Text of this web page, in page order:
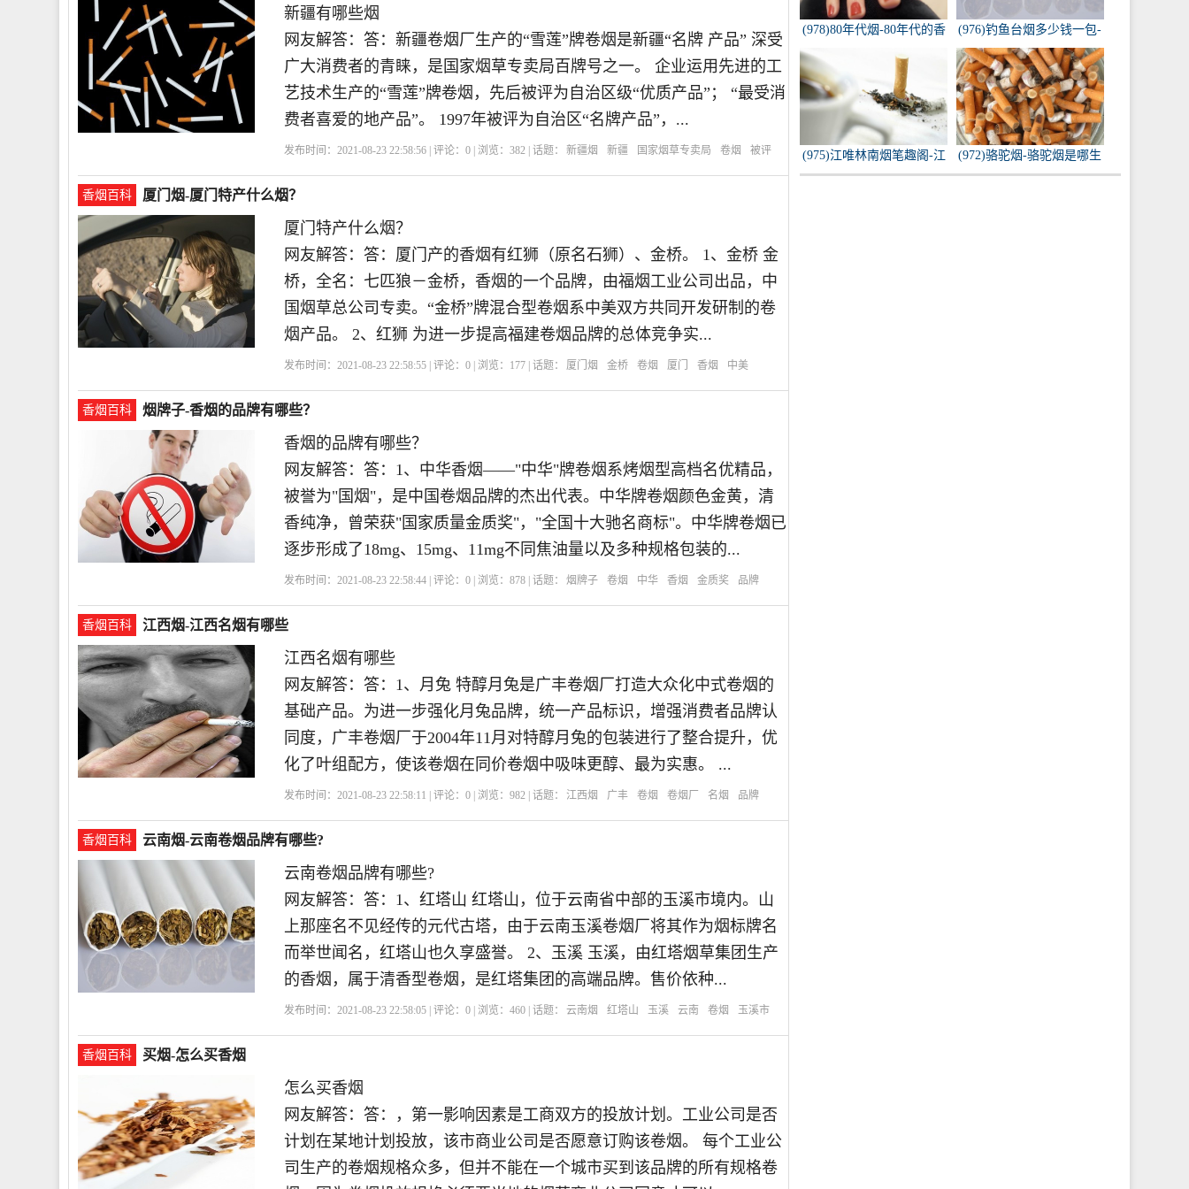
新疆有哪些烟
网友解答：答：新疆卷烟厂生产的“雪莲”牌卷烟是新疆“名牌 产品” 深受
广大消费者的青睐，是国家烟草专卖局百牌号之一。 企业运用先进的工
艺技术生产的“雪莲”牌卷烟，先后被评为自治区级“优质产品”； “最受消
费者喜爱的地产品”。 1997年被评为自治区“名牌产品”，...
发布时间：2021-08-23 22:58:56 | 评论：0 | 浏览：382 | 话题： 新疆烟 新疆 国家烟草专卖局 卷烟
被评
为
消费者
香烟百科 厦门烟-厦门特产什么烟？
厦门特产什么烟？
网友解答：答：厦门产的香烟有红狮（原名石狮）、金桥。 1、金桥 金
桥，全名：七匹狼－金桥，香烟的一个品牌，由福烟工业公司出品，中
国烟草总公司专卖。“金桥”牌混合型卷烟系中美双方共同开发研制的卷
烟产品。 2、红狮 为进一步提高福建卷烟品牌的总体竞争实...
发布时间：2021-08-23 22:58:55 | 评论：0 | 浏览： 177 | 话题： 厦门烟 金桥 卷烟 厦门 香烟 中美
香烟百科 烟牌子-香烟的品牌有哪些？
香烟的品牌有哪些？
网友解答：答：1、中华香烟——"中华"牌卷烟系烤烟型高档名优精品，
被誉为"国烟"，是中国卷烟品牌的杰出代表。中华牌卷烟颜色金黄，清
香纯净，曾荣获"国家质量金质奖"，"全国十大驰名商标"。中华牌卷烟已
逐步形成了18mg、15mg、11mg不同焦油量以及多种规格包装的...
发布时间：2021-08-23 22:58:44 | 评论：0 | 浏览：878 | 话题： 烟牌子 卷烟 中华 香烟 金质奖 品牌
香烟百科 江西烟-江西名烟有哪些
江西名烟有哪些
网友解答：答：1、月兔 特醇月兔是广丰卷烟厂打造大众化中式卷烟的
基础产品。为进一步强化月兔品牌，统一产品标识，增强消费者品牌认
同度，广丰卷烟厂于2004年11月对特醇月兔的包装进行了整合提升，优
化了叶组配方，使该卷烟在同价卷烟中吸味更醇、最为实惠。 ...
发布时间：2021-08-23 22:58:11 | 评论：0 | 浏览：982 | 话题： 江西烟 广丰 卷烟 卷烟厂 名烟 品牌
香烟百科 云南烟-云南卷烟品牌有哪些?
云南卷烟品牌有哪些?
网友解答：答：1、红塔山 红塔山，位于云南省中部的玉溪市境内。山
上那座名不见经传的元代古塔，由于云南玉溪卷烟厂将其作为烟标牌名
而举世闻名，红塔山也久享盛誉。 2、玉溪 玉溪，由红塔烟草集团生产
的香烟，属于清香型卷烟，是红塔集团的高端品牌。售价依种...
发布时间：2021-08-23 22:58:05 | 评论：0 | 浏览：460 | 话题： 云南烟 红塔山 玉溪 云南 卷烟 玉溪市
香烟百科 买烟-怎么买香烟
怎么买香烟
网友解答：答：，第一影响因素是工商双方的投放计划。工业公司是否
计划在某地计划投放，该市商业公司是否愿意订购该卷烟。 每个工业公
司生产的卷烟规格众多，但并不能在一个城市买到该品牌的所有规格卷
(978)80年代烟-80年代的香
(976)钓鱼台烟多少钱一包-
钓鱼台烟多少钱一包
(975)江唯林南烟笔趣阁-江
唯林南烟小说叫什么名
(972)骆驼烟-骆驼烟是哪生
产的